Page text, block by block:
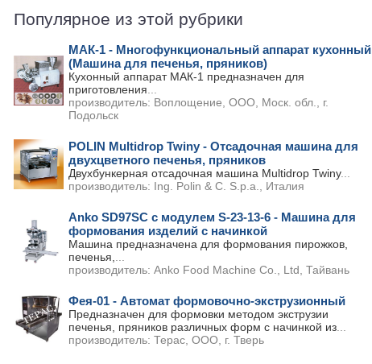
Популярное из этой рубрики
МАК-1 - Многофункциональный аппарат кухонный
(Машина для печенья, пряников)
Кухонный аппарат МАК-1 предназначен для
приготовления
производитель: Воплощение, ООО, Моск. обл., г.
Подольск
POLIN Multidrop Twiny - Отсадочная машина для
двухцветного печенья, пряников
Двухбункерная отсадочная машина Multidrop Twiny...
производитель: Ing. Polin & C. S.p.a., Италия
Anko SD97SC с модулем S-23-13-6 - Машина для
формования изделий с начинкой
Машина предназначена для формования пирожков,
печенья,
производитель: Anko Food Machine Co., Ltd, Тайвань
Фея-01 - Автомат формовочно-экструзионный
Предназначен для формовки методом экструзии
печенья, пряников различных форм с начинкой из
производитель: Терас, ООО, г. Тверь